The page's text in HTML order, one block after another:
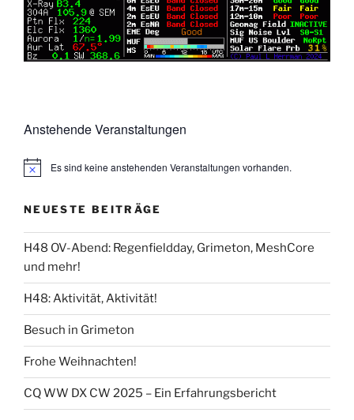
Anstehende Veranstaltungen
Es sind keine anstehenden Veranstaltungen vorhanden.
NEUESTE BEITRÄGE
H48 OV-Abend: Regenfieldday, Grimeton, MeshCore
und mehr!
H48: Aktivität, Aktivität!
Besuch in Grimeton
Frohe Weihnachten!
CQ WW DX CW 2025 – Ein Erfahrungsbericht